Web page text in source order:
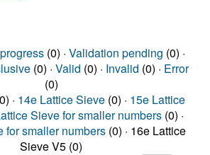
(0) · Validation pending (0) ·
(0) · Valid (0) · Invalid (0) · Error
(0)
· 14e Lattice Sieve (0) · 15e Lattice
Sieve for smaller numbers (0) ·
for smaller numbers (0) · 16e Lattice
Sieve V5 (0)